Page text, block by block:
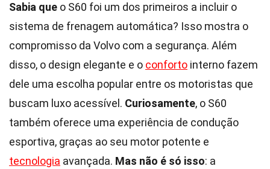
Sabia que o S60 foi um dos primeiros a incluir o
sistema de frenagem automática? Isso mostra o
compromisso da Volvo com a segurança. Além
disso, o design elegante e o conforto interno fazem
dele uma escolha popular entre os motoristas que
buscam luxo acessível. Curiosamente, o S60
também oferece uma experiência de condução
esportiva, graças ao seu motor potente e
tecnologia avançada. Mas não é só isso: a